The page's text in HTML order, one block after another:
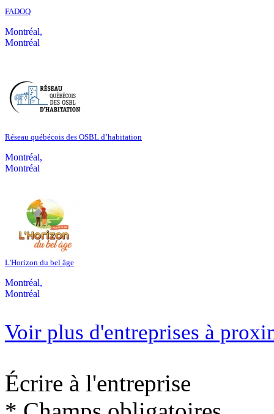
FADOQ
Montréal,
Montréal
Réseau québécois des OSBL d’habitation
Montréal,
Montréal
L'Horizon du bel âge
Montréal,
Montréal
Voir plus d'entreprises à
Écrire à l'entreprise